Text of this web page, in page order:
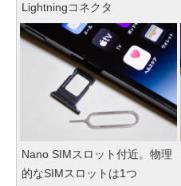
Lightningコネクタ
Nano SIMスロット付近。物理
的なSIMスロットは1つ